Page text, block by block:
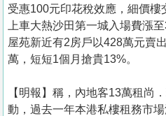
受惠100元印花稅效應，細價樓
上車大熱沙田第一城入場費漲
屋苑新近有2房戶以428萬元賣
萬，短短1個月搶貴13%。
【明報】稱，內地客13萬租尚
動，過去一年本港私樓租務市